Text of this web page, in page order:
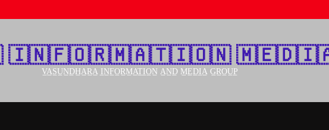
🇮‌🇳‌🇫‌🇴‌🇷‌🇲‌🇦‌🇹‌🇮‌🇴‌🇳‌
V̲A̲S̲U̲N̲D̲H̲A̲R̲A̲ I̲N̲F̲O̲R̲M̲A̲T̲I̲O̲N̲ A̲N̲D̲ M̲E̲D̲I̲A̲ G̲R̲O̲U̲P̲